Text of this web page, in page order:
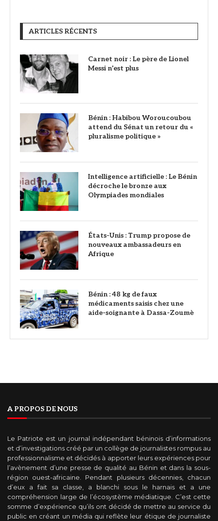
ARTICLES RÉCENTS
Carnet noir : Le père de Lionel
Messi n’est plus
Bénin : Habibou Woroucoubou
attend du Sénat un retour du «
pluralisme politique »
Intelligence artificielle : Le Bénin
décroche le bronze aux
Olympiades mondiales
États-Unis : Trump propose de
nouveaux ambassadeurs en
Afrique
Bénin : 48 kg de faux
médicaments saisis chez une
aide-soignante à Dassa-Zoumè
A PROPOS DE NOUS
Le Patriote est un journal indépendant béninois d’informations
et d’investigations créé par un collège de journalistes rompus au
professionnalisme et décidés à apporter leurs expériences pour
l’avènement d’une presse de qualité au Bénin et dans la sous-
région ouest-africaine. Pendant plusieurs décennies, chacun
d’eux a fait sa classe, a blanchi sous le harnais et a une
compréhension large de l’écosystème médiatique. C’est cette
somme d’expérience qu’ils ont décidé de mettre au service du
public en créant un média qui reflète leur étique de journaliste